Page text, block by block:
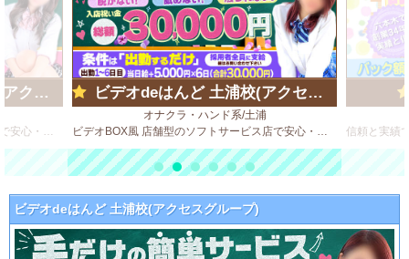
ープ)
ビデオBOX風 店舗型のソフトサービス店で安心・安全・高収入♪
ビデオdeはんど 土浦校(アクセスグループ)
オナクラ・ハンド系/土浦
ビデオBOX風 店舗型のソフトサービス店で安心・安全・高収入♪
ビデオdeはんど 土浦校(アクセスグループ)